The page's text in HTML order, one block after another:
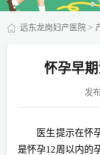
远东龙岗妇产医院>
怀孕早期
发
医生提示在怀孕
是怀孕12周以内的